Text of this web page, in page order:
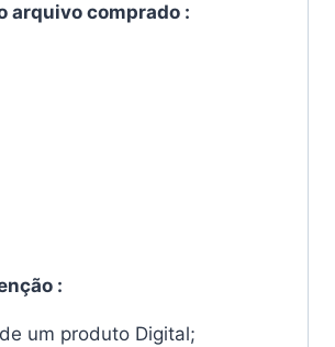
arquivo comprado :
:
um produto Digital;